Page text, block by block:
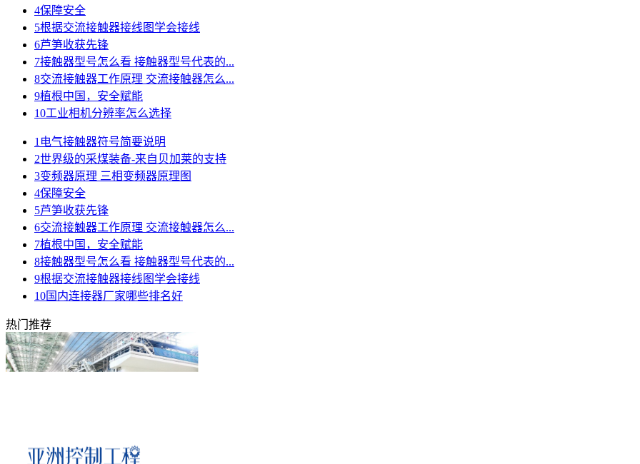
4保障安全
5根据交流接触器接线图学会接线
6芦笋收获先锋
7接触器型号怎么看 接触器型号代表的...
8交流接触器工作原理 交流接触器怎么...
9植根中国，安全赋能
10工业相机分辨率怎么选择
1 电气接触器符号简要说明
2世界级的采煤装备-来自贝加莱的支持
3变频器原理 三相变频器原理图
4保障安全
5芦笋收获先锋
6交流接触器工作原理 交流接触器怎么...
7植根中国，安全赋能
8接触器型号怎么看 接触器型号代表的...
9根据交流接触器接线图学会接线
10国内连接器厂家哪些排名好
热门推荐